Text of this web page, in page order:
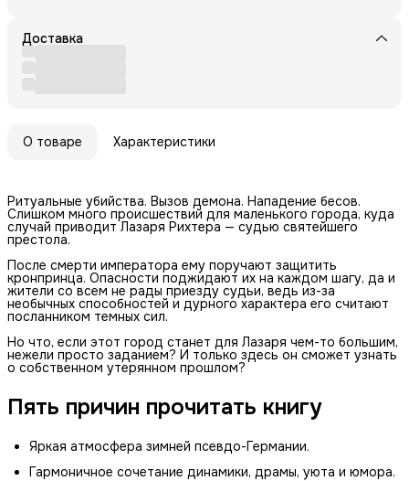
Доставка
О товаре Характеристики
Ритуальные убийства. Вызов демона. Нападение бесов.
Слишком много происшествий для маленького города, куда
случай приводит Лазаря Рихтера — судью святейшего
престола.
После смерти императора ему поручают защитить
кронпринца. Опасности поджидают их на каждом шагу, да и
жители со всем не рады приезду судьи, ведь из-за
необычных способностей и дурного характера его считают
посланником темных сил.
Но что, если этот город станет для Лазаря чем-то большим,
нежели просто заданием? И только здесь он сможет узнать
о собственном утерянном прошлом?
Пять причин прочитать книгу
Яркая атмосфера зимней псевдо-Германии.
Гармоничное сочетание динамики, драмы, уюта и юмора.